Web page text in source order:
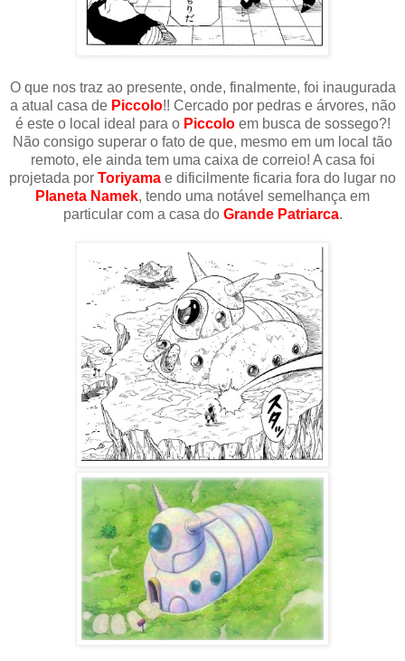
O que nos traz ao presente, onde, finalmente, foi inaugurada
a atual casa de Piccolo!! Cercado por pedras e árvores, não
é este o local ideal para o Piccoloem busca de sossego?!
Não consigo superar o fato de que, mesmo em um local tão
remoto, ele ainda tem uma caixa de correio! A casa foi
projetada por Toriyama e dificilmente ficaria fora do lugar no
Planeta Namek, tendo uma notável semelhança em
particular com a casa do Grande Patriarca.